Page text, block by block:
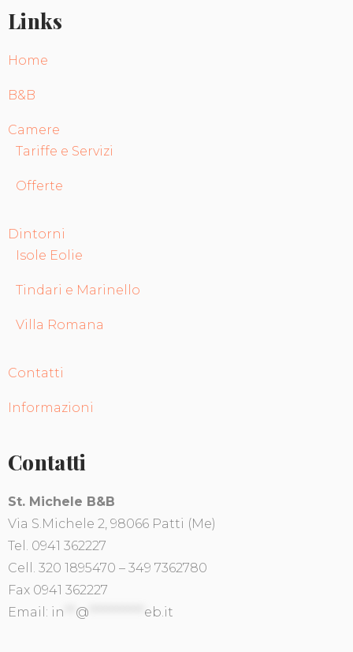
Links
Home
B&B
Camere
Tariffe e Servizi
Offerte
Dintorni
Isole Eolie
Tindari e Marinello
Villa Romana
Contatti
Informazioni
Contatti
St. Michele B&B
Via S.Michele 2, 98066 Patti (Me)
Tel. 0941 362227
Cell. 320 1895470 – 349 7362780
Fax 0941 362227
Email: in @ eb.it